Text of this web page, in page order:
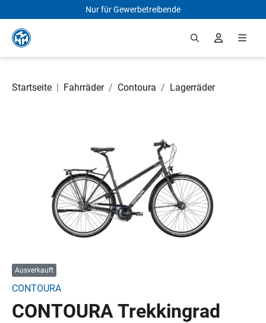
Zum Hauptinhalt springen
Nur für Gewerbetreibende
Startseite | Fahrräder / Contoura / Lagerräder
Ausverkauft
CONTOURA
CONTOURA Trekkingrad